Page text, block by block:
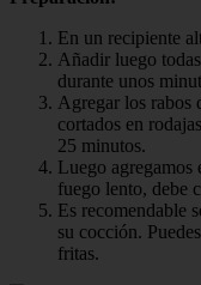
En un recipiente
Añadir luego
durante unos
Agregar los rabos
cortados en
25 minutos.
Luego agregamos
fuego lento, debe
Es recomendable
su cocción.
fritas.